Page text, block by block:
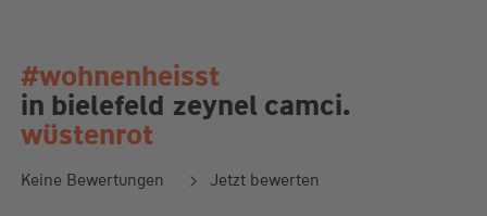
#wohnenheisst
in bielefeld zeynel camci.
wüstenrot
Keine Bewertungen Jetzt bewerten